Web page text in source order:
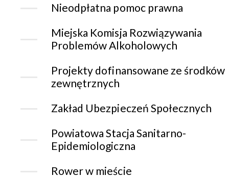
Nieodpłatna pomoc prawna
Miejska Komisja Rozwiązywania
Problemów Alkoholowych
Projekty dofinansowane ze środków
zewnętrznych
Zakład Ubezpieczeń Społecznych
Powiatowa Stacja Sanitarno-
Epidemiologiczna
Rower w mieście